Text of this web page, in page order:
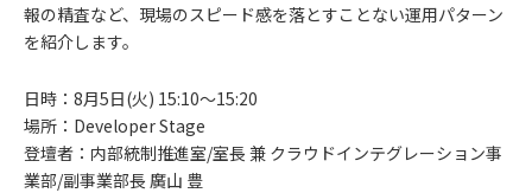
報の精査など、現場のスピード感を落とすことない運用パターン
を紹介します。
日時：8⽉5日(火) 15:10〜15:20
場所：Developer Stage
登壇者：内部統制推進室/室長 兼 クラウドインテグレーション事
業部/副事業部長 廣山 豊